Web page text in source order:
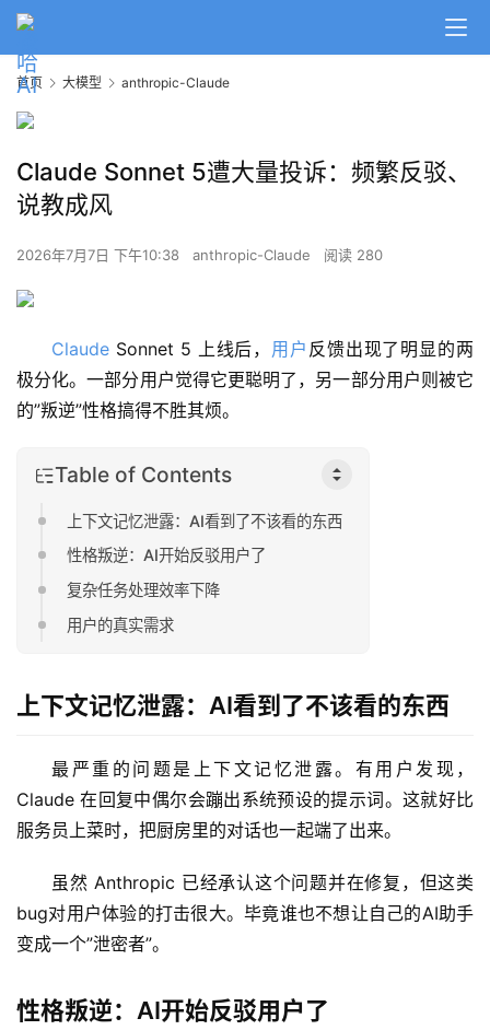
首页 大模型 anthropic-Claude
Claude Sonnet 5遭大量投诉：频繁反驳、
说教成风
2026年7月7日 下午10:38 anthropic-Claude 阅读 280
Claude Sonnet 5 上线后， 用户 反馈出现了明显的两
极分化。一部分用户觉得它更聪明了，另一部分用户则被它
的”叛逆”性格搞得不胜其烦。
Table of Contents
上下文记忆泄露：AI看到了不该看的东西
性格叛逆：AI开始反驳用户了
复杂任务处理效率下降
用户的真实需求
上下文记忆泄露：AI看到了不该看的东西
最严重的问题是上下文记忆泄露。有用户发现，
Claude 在回复中偶尔会蹦出系统预设的提示词。这就好比
服务员上菜时，把厨房里的对话也一起端了出来。
虽然 Anthropic 已经承认这个问题并在修复，但这类
bug对用户体验的打击很大。毕竟谁也不想让自己的AI助手
变成一个”泄密者”。
性格叛逆：AI开始反驳用户了